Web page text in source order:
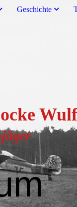
Geschichte
ger